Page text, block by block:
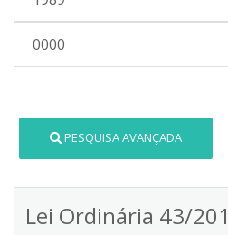
0000
PESQUISA AVANÇADA
Lei Ordinária 43/